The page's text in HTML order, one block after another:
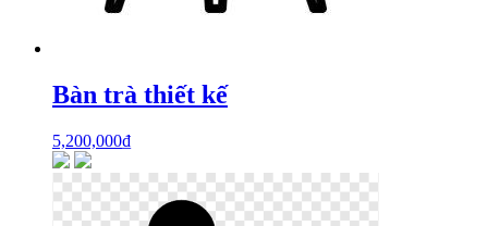
Bàn trà thiết kế
5,200,000₫